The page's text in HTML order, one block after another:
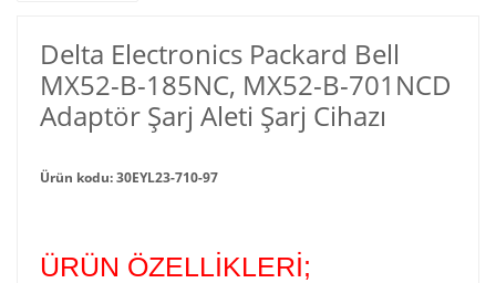
Delta Electronics Packard Bell
MX52-B-185NC, MX52-B-701NCD
Adaptör Şarj Aleti Şarj Cihazı
Ürün kodu: 30EYL23-710-97
ÜRÜN ÖZELLİKLERİ;